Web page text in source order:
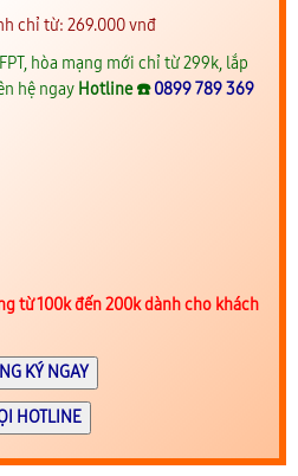
chỉ từ: 269.000 vnđ
hòa mạng mới chỉ từ 299k, lắp
hệ ngay Hotline ☎️0899 789 369
từ 100k đến 200k dành cho khách
KÝ NGAY
HOTLINE